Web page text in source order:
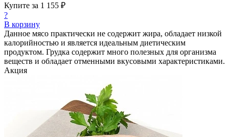
Купите за 1 155 ₽
?
В корзину
Данное мясо практически не содержит жира, обладает низкой
калорийностью и является идеальным диетическим
продуктом. Грудка содержит много полезных для организма
веществ и обладает отменными вкусовыми характеристиками.
Акция